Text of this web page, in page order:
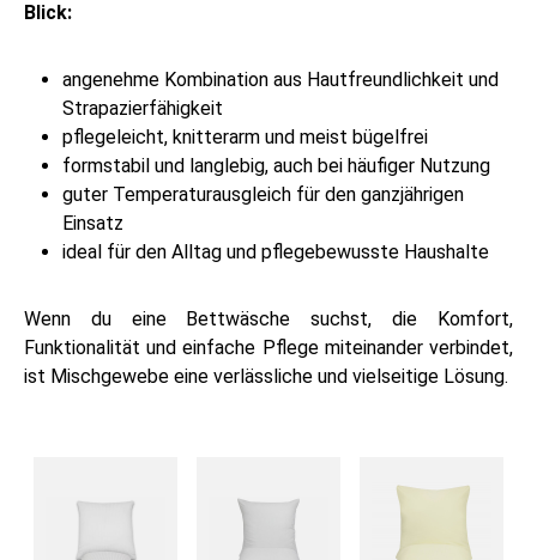
Blick:
angenehme Kombination aus Hautfreundlichkeit und
Strapazierfähigkeit
pflegeleicht, knitterarm und meist bügelfrei
formstabil und langlebig, auch bei häufiger Nutzung
guter Temperaturausgleich für den ganzjährigen
Einsatz
ideal für den Alltag und pflegebewusste Haushalte
Wenn du eine Bettwäsche suchst, die Komfort,
Funktionalität und einfache Pflege miteinander verbindet,
ist Mischgewebe eine verlässliche und vielseitige Lösung.